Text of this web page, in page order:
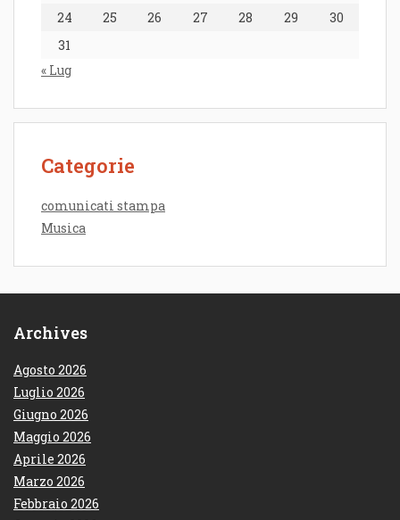
24
25 26 27 28 29
30
31
« Lug
Categorie
comunicati stampa
Musica
Archives
Agosto 2026
Luglio 2026
Giugno 2026
Maggio 2026
Aprile 2026
Marzo 2026
Febbraio 2026